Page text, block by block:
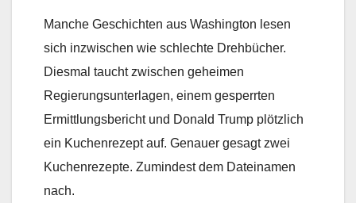
Manche Geschichten aus Washington lesen
sich inzwischen wie schlechte Drehbücher.
Diesmal taucht zwischen geheimen
Regierungsunterlagen, einem gesperrten
Ermittlungsbericht und Donald Trump plötzlich
ein Kuchenrezept auf. Genauer gesagt zwei
Kuchenrezepte. Zumindest dem Dateinamen
nach.